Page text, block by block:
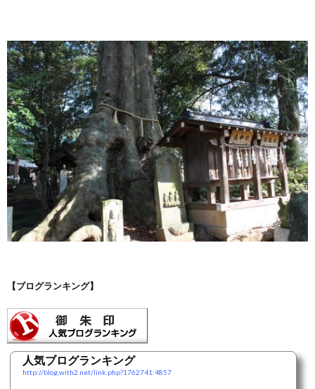
【ブログランキング】
人気ブログランキング
http://blog.with2.net/link.php?1762741:4857